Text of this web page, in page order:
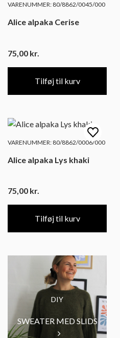
VARENUMMER: 80/8862/0045/000
Alice alpaka Cerise
75,00 kr.
Tilføj til kurv
VARENUMMER: 80/8862/0006/000
Alice alpaka Lys khaki
75,00 kr.
Tilføj til kurv
DIY
SWEATER MED SLIDS